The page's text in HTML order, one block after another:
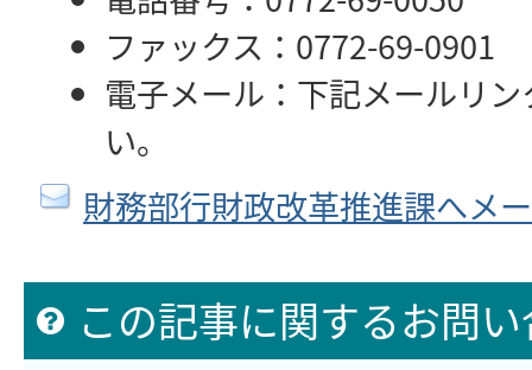
ファックス：0772-69-0901
電子メール：下記メールリ
い。
財務部行財政改革推進課へメ
この記事に関するお問